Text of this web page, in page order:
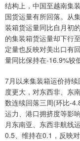
结构上，中国至越南集
国货运量有所回落。从
装箱货运量同比自月初
的集装箱货运量却下行
定量也反映对美出口有
量同比保持在-16.9%较
7月以来集装箱运价持
度更大，对东西非、东
数连续回落三周(环比-
运力、港口拥挤度等影
月东南亚、东西非航线
0.5、维持在0.1，反映